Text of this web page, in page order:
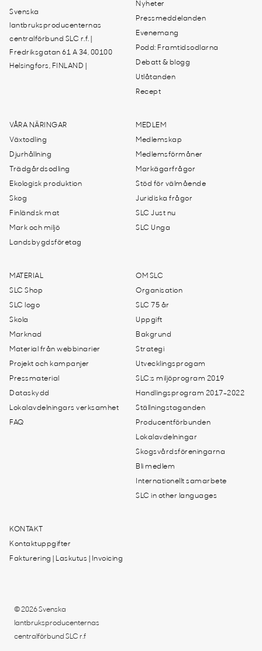
Svenska
lantbruksproducenternas
centralförbund SLC r.f. |
Fredriksgatan 61 A 34, 00100
Helsingfors, FINLAND |
Nyheter
Pressmeddelanden
Evenemang
Podd: Framtidsodlarna
Debatt & blogg
Utlåtanden
Recept
VÅRA NÄRINGAR
Växtodling
Djurhållning
Trädgårdsodling
Ekologisk produktion
Skog
Finländsk mat
Mark och miljö
Landsbygdsföretag
MEDLEM
Medlemskap
Medlemsförmåner
Markägarfrågor
Stöd för välmående
Juridiska frågor
SLC Just nu
SLC Unga
MATERIAL
SLC Shop
SLC logo
Skola
Marknad
Material från webbinarier
Projekt och kampanjer
Pressmaterial
Dataskydd
Lokalavdelningars verksamhet
FAQ
OM SLC
Organisation
SLC 75 år
Uppgift
Bakgrund
Strategi
Utvecklingsprogam
SLC:s miljöprogram 2019
Handlingsprogram 2017-2022
Ställningstaganden
Producentförbunden
Lokalavdelningar
Skogsvårdsföreningarna
Bli medlem
Internationellt samarbete
SLC in other languages
KONTAKT
Kontaktuppgifter
Fakturering | Laskutus | Invoicing
© 2026 Svenska
lantbruksproducenternas
centralförbund SLC r.f